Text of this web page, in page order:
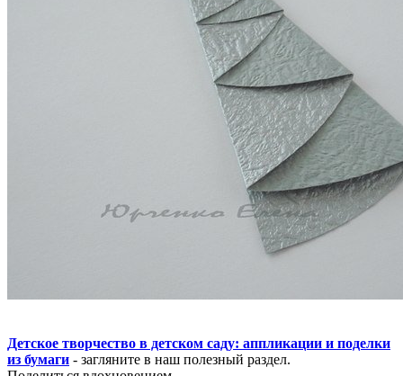
Детское творчество в детском саду: аппликации и поделки
из бумаги - загляните в наш полезный раздел.